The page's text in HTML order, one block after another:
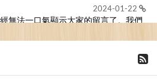
2024-01-22
無法一口氣顯示大家的留言了。我們